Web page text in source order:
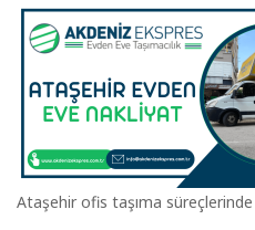
Ataşehir ofis taşıma